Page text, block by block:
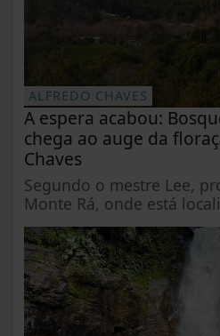
ALFREDO CHAVES
A espera acabou:
chega ao auge da
Chaves
Segundo o mestre Lee,
Monte Rá, onde está